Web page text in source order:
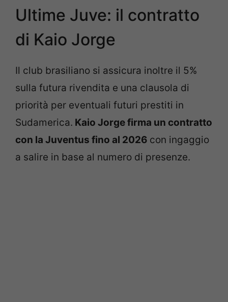
Ultime Juve: il contratto
di Kaio Jorge
Il club brasiliano si assicura inoltre il 5%
sulla futura rivendita e una clausola di
priorità per eventuali futuri prestiti in
Sudamerica. Kaio Jorge firma un contratto
con la Juventus fino al 2026 con ingaggio
a salire in base al numero di presenze.